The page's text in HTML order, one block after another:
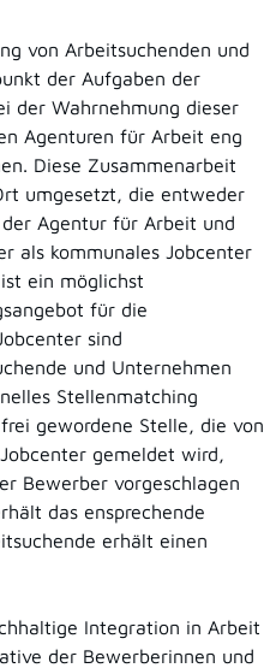
von Arbeitsuchenden und
der Aufgaben der
der Wahrnehmung dieser
Agenturen für Arbeit eng
Diese Zusammenarbeit
umgesetzt, die entweder
Agentur für Arbeit und
als kommunales Jobcenter
ein möglichst
für die
sind
und Unternehmen
Stellenmatching
gewordene Stelle, die von
gemeldet wird,
Bewerber vorgeschlagen
das ensprechende
erhält einen
Integration in Arbeit
der Bewerberinnen und